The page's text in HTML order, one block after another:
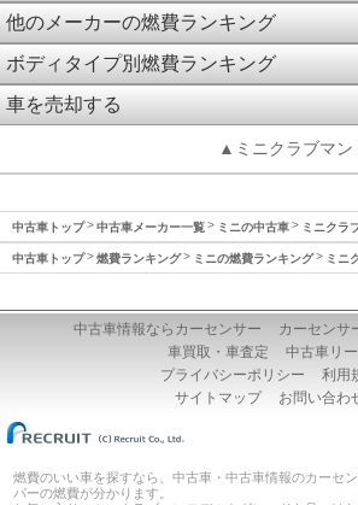
他のメーカーの燃費ランキング
ボディタイプ別燃費ランキング
車を売却する
▲ミニクラブマン
中古車トップ 中古車メーカー一覧 ミニの中古車 ミニクラ
中古車トップ 燃費ランキング ミニの燃費ランキング ミニ
中古車情報ならカーセンサー
カーセンサ
車買取・車査定
中古車リ
プライバシーポリシー
利用
サイトマップ
お問い合わ
燃費のいい車を探すなら、中古車・中古車情報のカーセ
パーの燃費が分かります。